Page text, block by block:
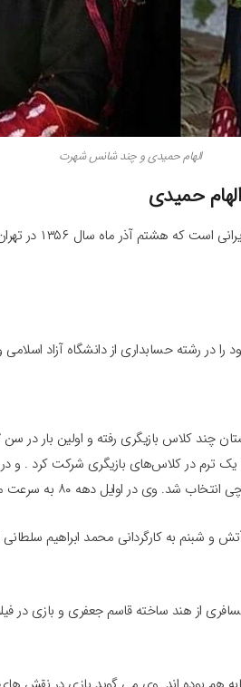
الهام حمیدی و چند شانس شهرت
حمیدی
یکی از
در رشته حسابداری از دانشگاه آزاد
است. الهام حمیدی در سال ۱۳۷۹ یک ترم در کلاس‌های بازیگری
دهه ۸۰ به سرعت مورد توجه بینندگان قرار گرفت.
از هند ساخته قاسم جعفری و بازی در